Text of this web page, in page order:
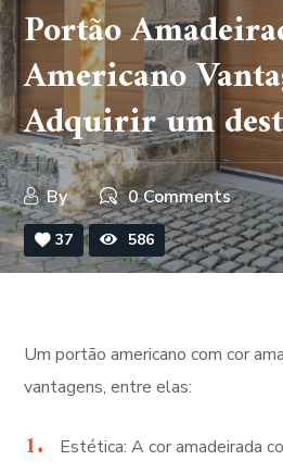
Portão
Americano
Adquirir um
By 0 Comments
37 586
Um portão americano com cor
vantagens, entre elas:
Estética: A cor amadeirada